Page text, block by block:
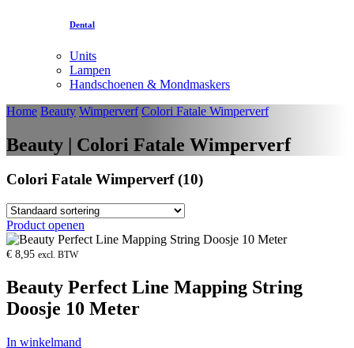
Dental
Units
Lampen
Handschoenen & Mondmaskers
Home Beauty Wimperverf Colori Fatale Wimperverf
Beauty | Colori Fatale Wimperverf
Colori Fatale Wimperverf (10)
Product openen
€ 8,95 excl. BTW
Beauty Perfect Line Mapping String
Doosje 10 Meter
In winkelmand